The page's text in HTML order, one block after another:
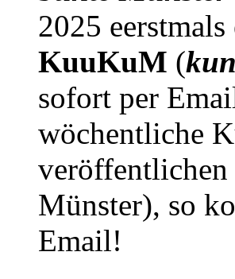
2025
KuuKuM (
sofort per
wöchentliche
veröffentlichen
Münster), so
Email!